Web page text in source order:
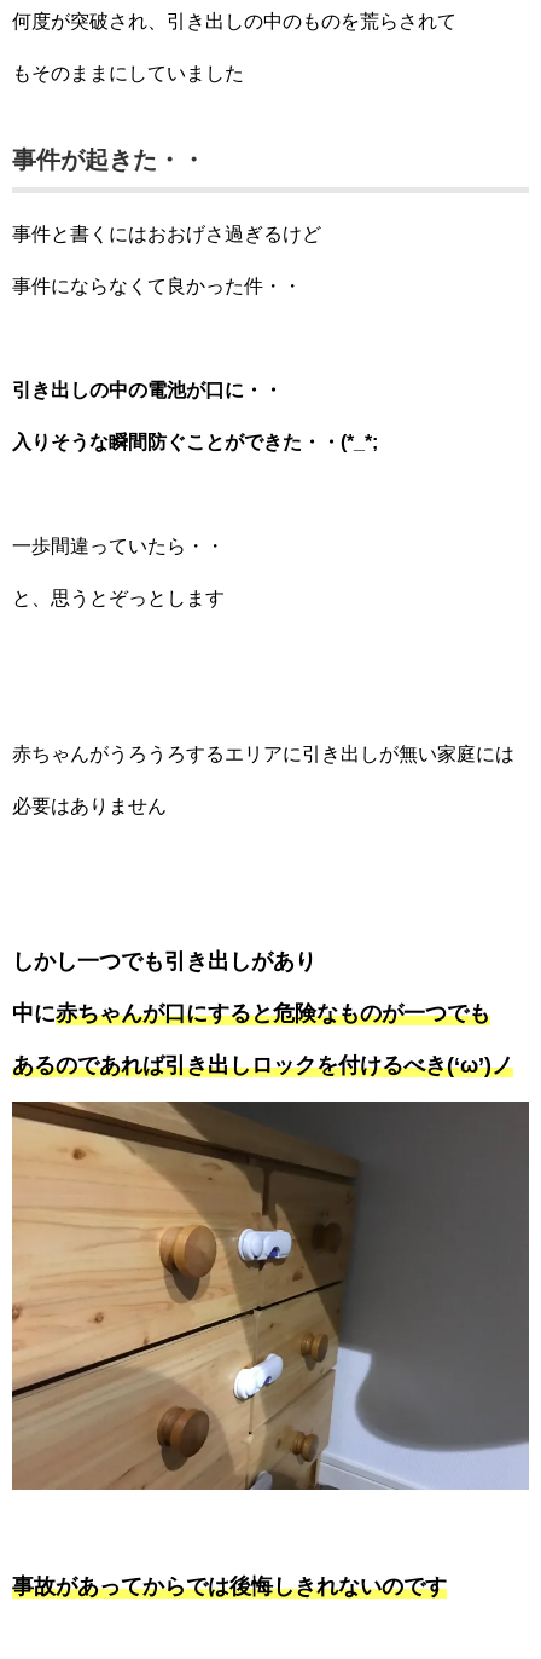
何度が突破され、引き出しの中のものを荒らされて
もそのままにしていました
事件が起きた・・
事件と書くにはおおげさ過ぎるけど
事件にならなくて良かった件・・
引き出しの中の電池が口に・・
入りそうな瞬間防ぐことができた・・(*_*;
一歩間違っていたら・・
と、思うとぞっとします
赤ちゃんがうろうろするエリアに引き出しが無い家庭には
必要はありません
しかし一つでも引き出しがあり
中に赤ちゃんが口にすると危険なものが一つでも
あるのであれば引き出しロックを付けるべき(‘ω’)ノ
事故があってからでは後悔しきれないのです